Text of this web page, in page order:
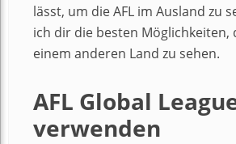
lässt, um die AFL im Ausland zu
ich dir die besten Möglichkeiten,
einem anderen Land zu sehen.
AFL Global
verwenden